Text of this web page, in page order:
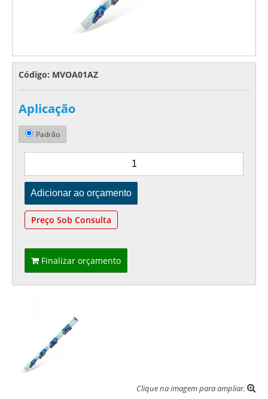
Código: MVOA01AZ
Aplicação
Padrão
Preço Sob Consulta
Finalizar orçamento
Clique na imagem para ampliar.